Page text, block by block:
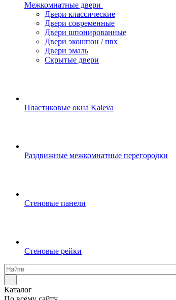
Межкомнатные двери
Двери классические
Двери современные
Двери шпонированные
Двери экошпон / пвх
Двери эмаль
Скрытые двери
Пластиковые окна Kaleva
Раздвижные межкомнатные перегородки
Стеновые панели
Стеновые рейки
Каталог